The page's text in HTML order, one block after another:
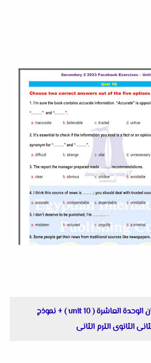
إمتحانات لونجمان الوحدة العاشرة ( unit 10 ) + نموذج
الثانوى الترم الثانى